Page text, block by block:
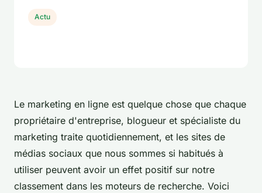
Le marketing en ligne est quelque chose que chaque
propriétaire d'entreprise, blogueur et spécialiste du
marketing traite quotidiennement, et les sites de
médias sociaux que nous sommes si habitués à
utiliser peuvent avoir un effet positif sur notre
classement dans les moteurs de recherche. Voici
Actu